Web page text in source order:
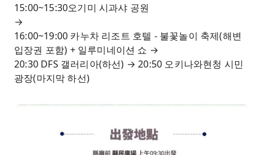
15:00~15:30오기미 시과샤 공원
→
16:00~19:00 카누차 리조트 호텔 - 불꽃놀이 축제(해변
입장권 포함) + 일루미네이션 쇼 →
20:30 DFS 갤러리아(하선) → 20:50 오키나와현청 시민
광장(마지막 하선)